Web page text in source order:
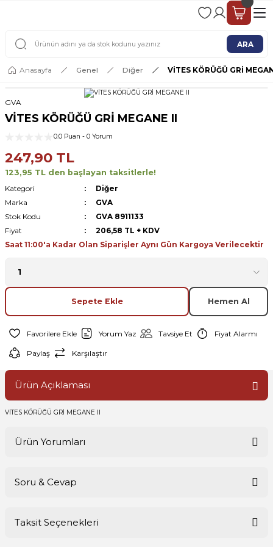
2 - 4 İŞ GÜNÜ İÇERİSİNDE KARGO
ARA
Anasayfa Genel Diğer VİTES KÖRÜĞÜ GRİ
GVA
VİTES KÖRÜĞÜ GRİ MEGANE II
0.0 Puan - 0 Yorum
247,90 TL
123,95 TL den başlayan taksitlerle!
Kategori
Diğer
Marka
GVA
Stok Kodu
GVA 8911133
Fiyat
206,58 TL + KDV
Saat 11:00'a Kadar Olan Siparişler Aynı Gün Kargoya Verilecektir
Sepete Ekle Hemen Al
Yorum Yaz Tavsiye Et Fiyat Alarmı
Paylaş Karşılaştır
Ürün Açıklaması
VİTES KÖRÜĞÜ GRİ MEGANE II
Ürün Yorumları
Soru & Cevap
Taksit Seçenekleri